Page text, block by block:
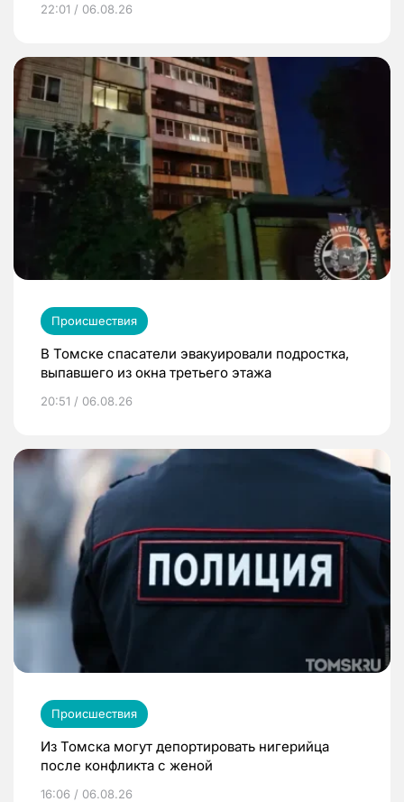
22:01 / 06.08.26
Происшествия
В Томске спасатели эвакуировали подростка,
выпавшего из окна третьего этажа
20:51 / 06.08.26
Происшествия
Из Томска могут депортировать нигерийца
после конфликта с женой
16:06 / 06.08.26